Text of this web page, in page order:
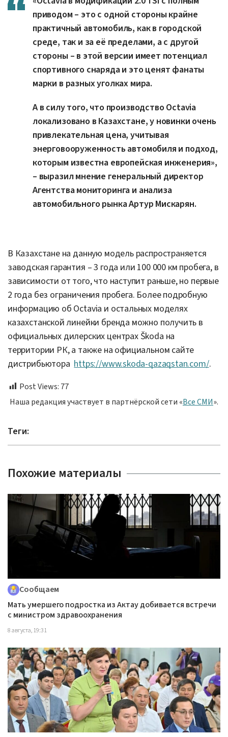
приводом – это с одной стороны крайне
практичный автомобиль, как в городской
среде, так и за её пределами, а с другой
стороны – в этой версии имеет потенциал
спортивного снаряда и это ценят фанаты
марки в разных уголках мира.
А в силу того, что производство Octavia
локализовано в Казахстане, у новинки очень
привлекательная цена, учитывая
энерговооруженность автомобиля и подход,
которым известна европейская инженерия»,
– выразил мнение генеральный директор
Агентства мониторинга и анализа
автомобильного рынка Артур Мискарян.
В Казахстане на данную модель распространяется
заводская гарантия – 3 года или 100 000 км пробега, в
зависимости от того, что наступит раньше, но первые
2 года без ограничения пробега. Более подробную
информацию об Octavia и остальных моделях
казахстанской линейки бренда можно получить в
официальных дилерских центрах Škoda на
территории РК, а также на официальном сайте
дистрибьютора https://www.skoda-qazaqstan.com/.
Post Views: 77
Наша редакция участвует в партнёрской сети «Все СМИ».
Теги:
Похожие материалы
Сообщаем
Мать умершего подростка из Актау добивается встречи
с министром здравоохранения
8 августа, 19:31